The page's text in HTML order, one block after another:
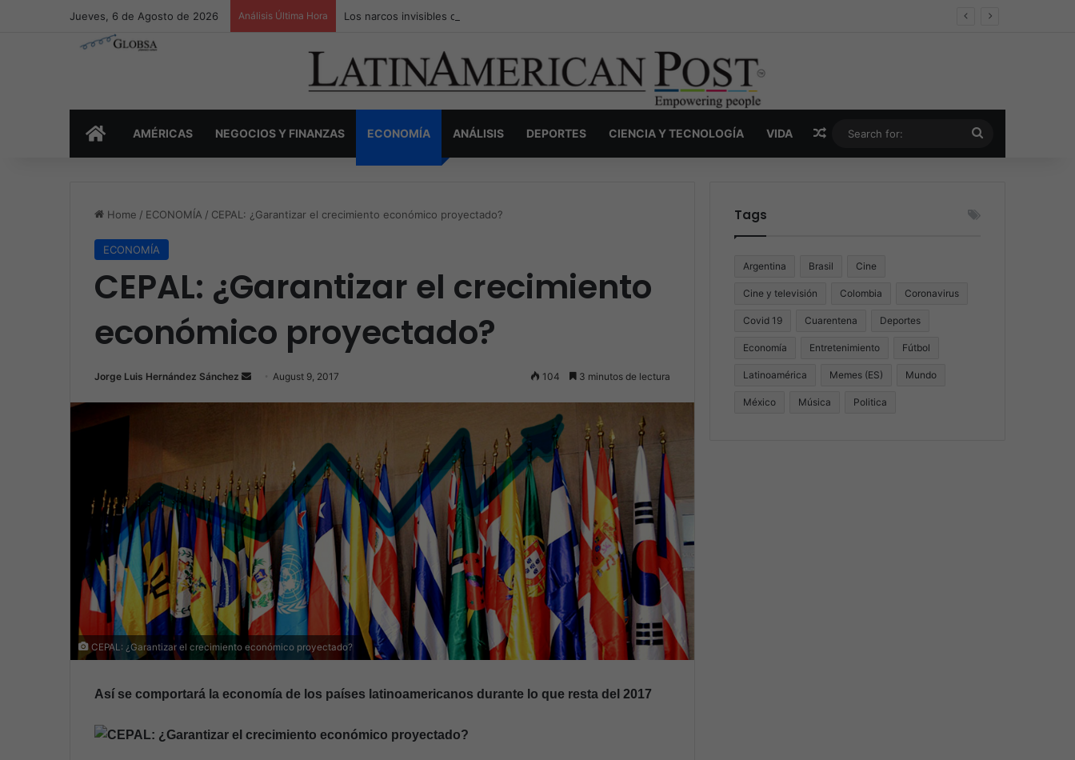
Jueves, 6 de Agosto de 2026 Análisis Última Hora Los narcos invisibles de Colombia: la guerra secreta por la verdad, el poder y la nueva economía de la droga
INICIOAMÉRICAS NEGOCIOS Y FINANZAS ECONOMÍA ANÁLISIS DEPORTES CIENCIA Y TECNOLOGÍA VIDA Random Article
for:
Home / ECONOMÍA / CEPAL: ¿Garantizar el crecimiento económico proyectado?
ECONOMÍA
CEPAL: ¿Garantizar el crecimiento
económico proyectado?
Jorge Luis Hernández Sánchez
e
m
a
i
l
August 9, 2017 104 3 minutos de lectura
CEPAL: ¿Garantizar el crecimiento económico proyectado?
Así se comportará la economía de los países latinoamericanos durante lo que resta del 2017
Tags
Argentina Brasil Cine
Cine y televisión Colombia Coronavirus
Covid 19 Cuarentena Deportes
Economía Entretenimiento Fútbol
Latinoamérica Memes (ES) Mundo
México Música Politica